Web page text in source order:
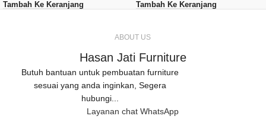
Tambah Ke Keranjang Tambah Ke Keranjang
ABOUT US
Hasan Jati Furniture
Butuh bantuan untuk pembuatan furniture
sesuai yang anda inginkan, Segera
hubungi...
Layanan chat WhatsApp